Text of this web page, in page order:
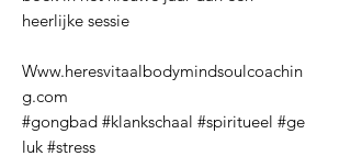
heerlijke sessie
Www.heresvitaalbodymindsoulcoachin
g.com
#gongbad #klankschaal #spiritueel #ge
luk #stress